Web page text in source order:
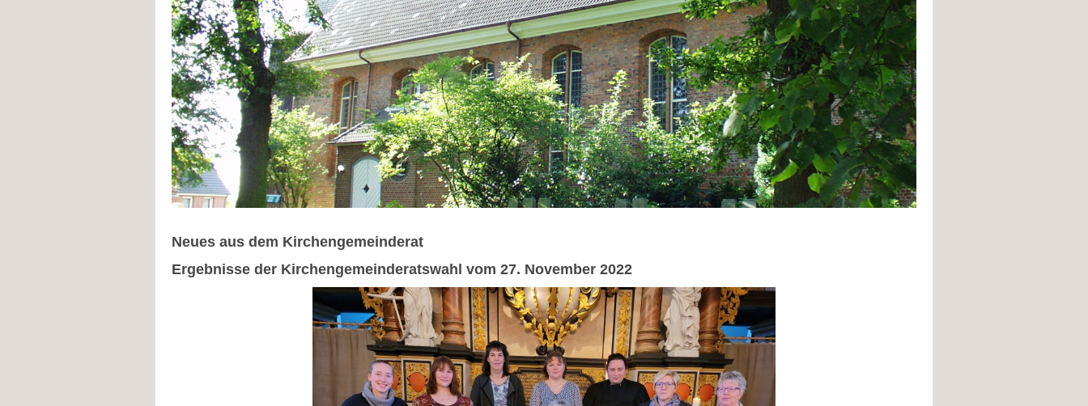
Neues aus dem Kirchengemeinderat
Ergebnisse der Kirchengemeinderatswahl vom 27. November 2022